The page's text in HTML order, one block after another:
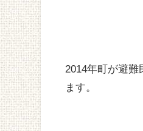
2014年町が避
ます。